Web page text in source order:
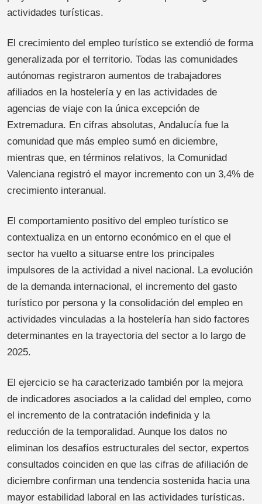
actividades turísticas.
El crecimiento del empleo turístico se extendió de forma
generalizada por el territorio. Todas las comunidades
autónomas registraron aumentos de trabajadores
afiliados en la hostelería y en las actividades de
agencias de viaje con la única excepción de
Extremadura. En cifras absolutas, Andalucía fue la
comunidad que más empleo sumó en diciembre,
mientras que, en términos relativos, la Comunidad
Valenciana registró el mayor incremento con un 3,4% de
crecimiento interanual.
El comportamiento positivo del empleo turístico se
contextualiza en un entorno económico en el que el
sector ha vuelto a situarse entre los principales
impulsores de la actividad a nivel nacional. La evolución
de la demanda internacional, el incremento del gasto
turístico por persona y la consolidación del empleo en
actividades vinculadas a la hostelería han sido factores
determinantes en la trayectoria del sector a lo largo de
2025.
El ejercicio se ha caracterizado también por la mejora
de indicadores asociados a la calidad del empleo, como
el incremento de la contratación indefinida y la
reducción de la temporalidad. Aunque los datos no
eliminan los desafíos estructurales del sector, expertos
consultados coinciden en que las cifras de afiliación de
diciembre confirman una tendencia sostenida hacia una
mayor estabilidad laboral en las actividades turísticas.